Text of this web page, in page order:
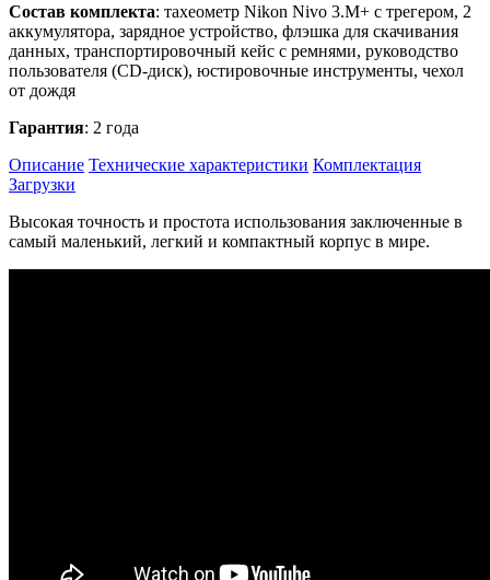
Состав комплекта: тахеометр Nikon Nivo 3.М+ с трегером, 2
аккумулятора, зарядное устройство, флэшка для скачивания
данных, транспортировочный кейс с ремнями, руководство
пользователя (CD-диск), юстировочные инструменты, чехол
от дождя
Гарантия: 2 года
Описание Технические характеристики Комплектация
Загрузки
Высокая точность и простота использования заключенные в
самый маленький, легкий и компактный корпус в мире.